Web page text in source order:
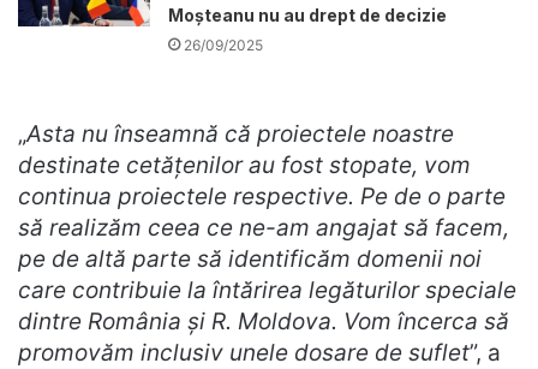
Moșteanu nu au drept de decizie
26/09/2025
„Asta nu înseamnă că proiectele noastre
destinate cetățenilor au fost stopate, vom
continua proiectele respective. Pe de o parte
să realizăm ceea ce ne-am angajat să facem,
pe de altă parte să identificăm domenii noi
care contribuie la întărirea legăturilor speciale
dintre România şi R. Moldova. Vom încerca să
promovăm inclusiv unele dosare de suflet”, a